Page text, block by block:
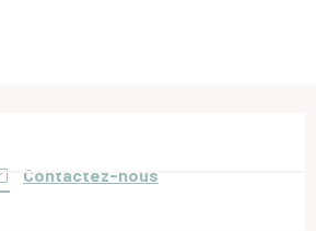
favoris
Contactez-nous